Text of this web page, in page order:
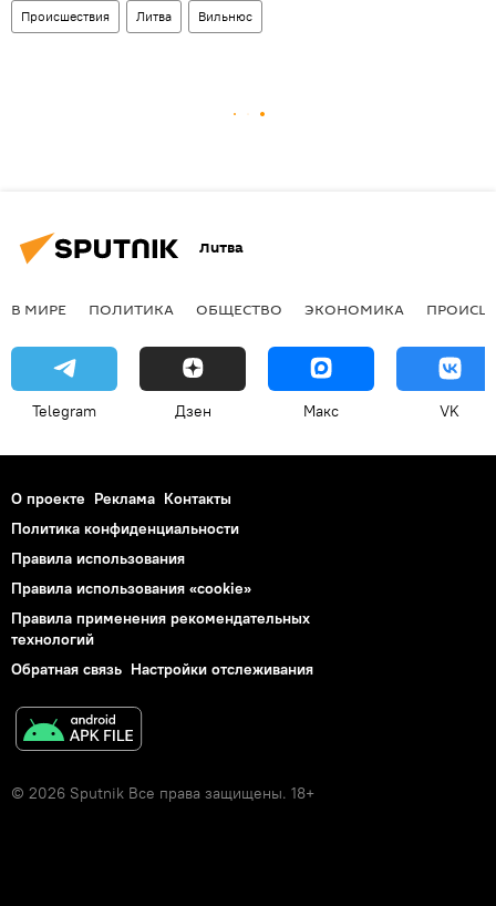
Происшествия Литва Вильнюс
Литва
В МИРЕ ПОЛИТИКА ОБЩЕСТВО ЭКОНОМИКА
Telegram Дзен Макс VK
О проекте Реклама Контакты
Политика конфиденциальности
Правила использования
Правила использования «cookie»
Правила применения рекомендательных
технологий
Обратная связь Настройки отслеживания
© 2026 Sputnik Все права защищены. 18+